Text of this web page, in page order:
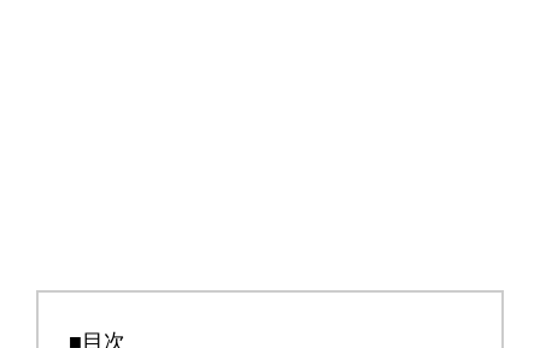
■目次